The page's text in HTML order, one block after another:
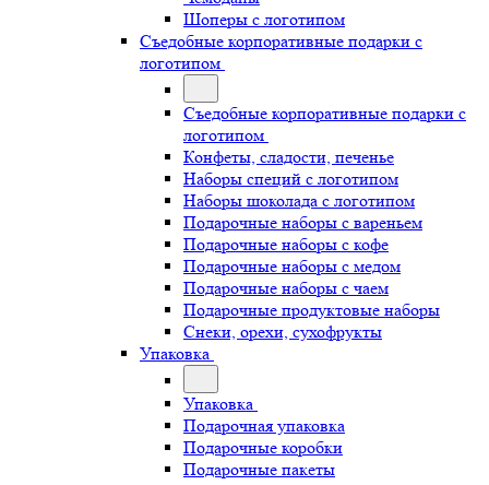
Шоперы с логотипом
Съедобные корпоративные подарки с
логотипом
Съедобные корпоративные подарки с
логотипом
Конфеты, сладости, печенье
Наборы специй с логотипом
Наборы шоколада с логотипом
Подарочные наборы с вареньем
Подарочные наборы с кофе
Подарочные наборы с медом
Подарочные наборы с чаем
Подарочные продуктовые наборы
Снеки, орехи, сухофрукты
Упаковка
Упаковка
Подарочная упаковка
Подарочные коробки
Подарочные пакеты